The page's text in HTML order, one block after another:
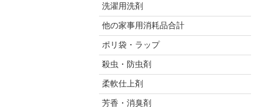
洗濯用洗剤
他の家事用消耗品合計
ポリ袋・ラップ
殺虫・防虫剤
柔軟仕上剤
芳香・消臭剤